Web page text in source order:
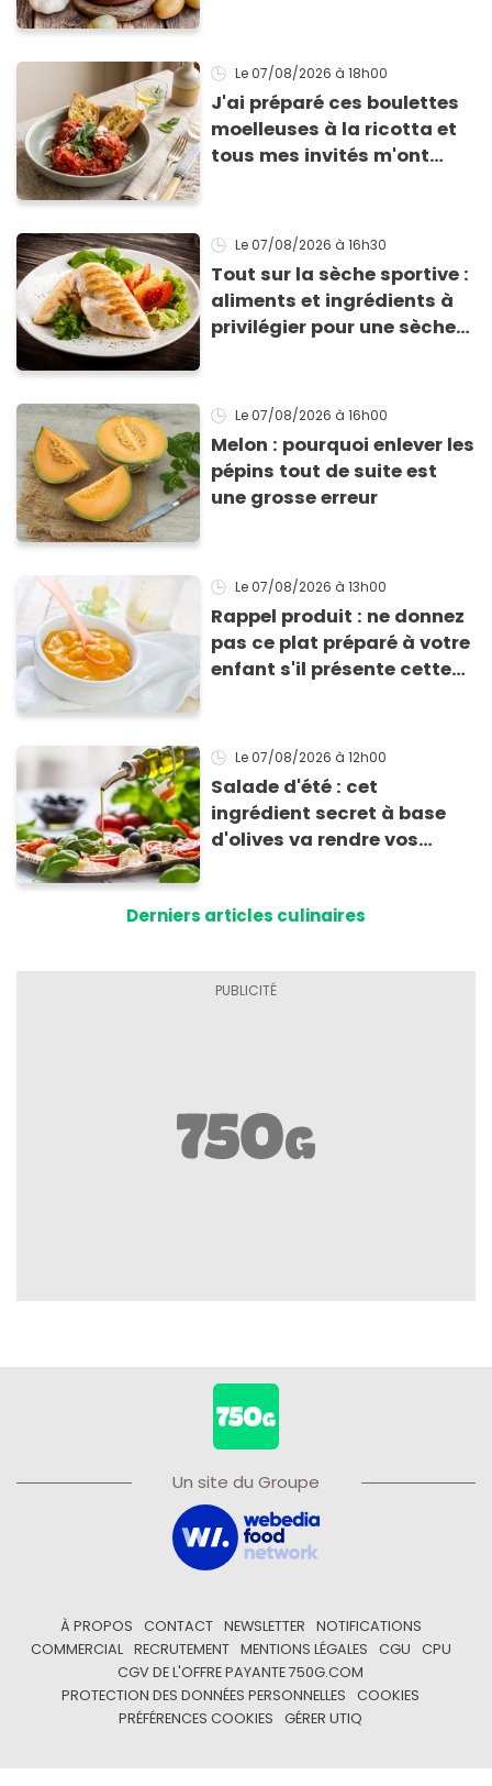
Le 07/08/2026 à 18h00
J'ai préparé ces boulettes
moelleuses à la ricotta et
tous mes invités m'ont
Le 07/08/2026 à 16h30
Tout sur la sèche sportive :
aliments et ingrédients à
privilégier pour une sèche
Le 07/08/2026 à 16h00
Melon : pourquoi enlever les
pépins tout de suite est
une grosse erreur
Le 07/08/2026 à 13h00
Rappel produit : ne donnez
pas ce plat préparé à votre
enfant s'il présente cette
Le 07/08/2026 à 12h00
Salade d'été : cet
ingrédient secret à base
d'olives va rendre vos
Derniers articles culinaires
Un site du Groupe
À PROPOS CONTACT NEWSLETTER
NOTIFICATIONS
COMMERCIAL
RECRUTEMENT MENTIONS LÉGALES CGU
CPU
CGV DE L'OFFRE PAYANTE 750G.COM
PROTECTION DES DONNÉES PERSONNELLES
COOKIES
PRÉFÉRENCES COOKIES
GÉRER UTIQ